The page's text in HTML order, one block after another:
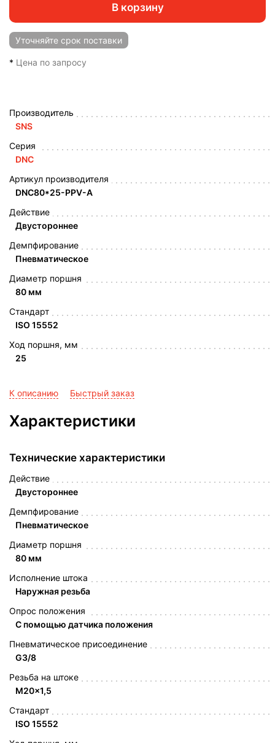
В корзину
Уточняйте срок поставки
* Цена по запросу
Производитель
SNS
Серия
DNС
Артикул производителя
DNC80*25-PPV-A
Действие
Двустороннее
Демпфирование
Пневматическое
Диаметр поршня
80 мм
Стандарт
ISO 15552
Ход поршня, мм
25
К описанию Быстрый заказ
Характеристики
Технические характеристики
Действие
Двустороннее
Демпфирование
Пневматическое
Диаметр поршня
80 мм
Исполнение штока
Наружная резьба
Опрос положения
С помощью датчика положения
Пневматическое присоединение
G3/8
Резьба на штоке
M20x1,5
Стандарт
ISO 15552